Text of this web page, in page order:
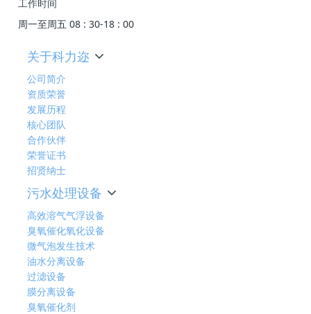
工作时间
周一至周五 08 : 30-18 : 00
关于科力迩
公司简介
资质荣誉
发展历程
核心团队
合作伙伴
荣誉证书
招贤纳士
污水处理设备
高效溶气气浮设备
臭氧催化氧化设备
微气泡发生技术
油水分离设备
过滤设备
膜分离设备
臭氧催化剂